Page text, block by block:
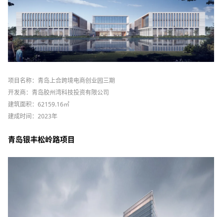
项目名称：青岛上合跨境电商创业园三期
开发商：青岛胶州湾科技投资有限公司
建筑面积：62159.16㎡
建成时间：2023年
青岛银丰松岭路项目